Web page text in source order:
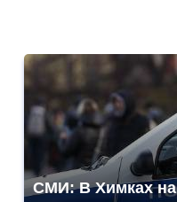
СМИ: В Химках на